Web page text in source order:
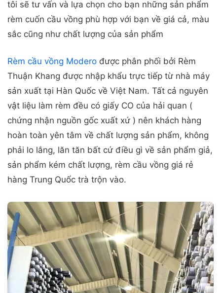
tôi sẽ tư vấn và lựa chọn cho bạn những sản phẩm
rèm cuốn cầu vồng phù hợp với bạn về giá cả, màu
sắc cũng như chất lượng của sản phẩm
Rèm cầu vồng Modero được phân phối bởi Rèm
Thuận Khang được nhập khẩu trực tiếp từ nhà máy
sản xuất tại Hàn Quốc về Việt Nam. Tất cả nguyên
vật liệu làm rèm đều có giấy CO của hải quan (
chứng nhận nguồn gốc xuất xứ ) nên khách hàng
hoàn toàn yên tâm về chất lượng sản phẩm, không
phải lo lắng, lăn tăn bất cứ điều gì về sản phẩm giả,
sản phẩm kém chất lượng, rèm cầu vồng giá rẻ
hàng Trung Quốc trà trộn vào.